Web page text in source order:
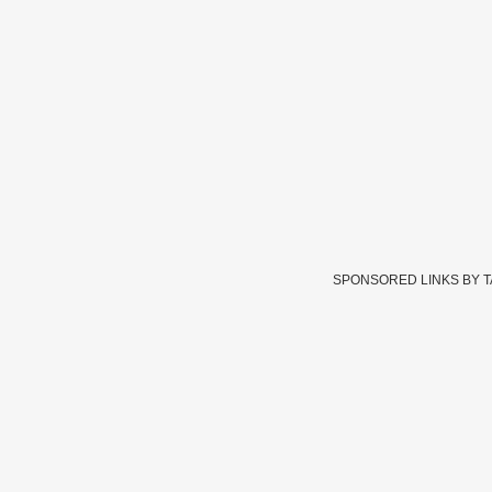
SPONSORED LINKS BY